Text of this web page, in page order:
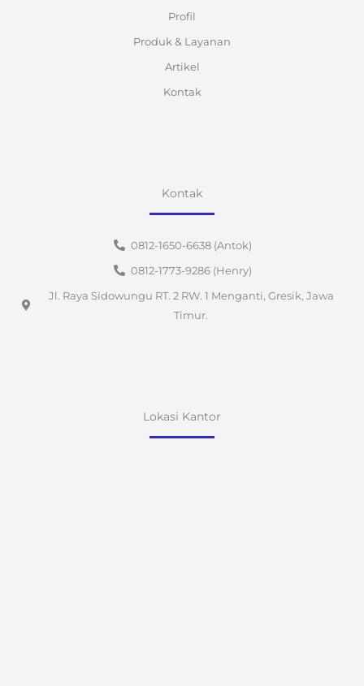
Profil
Produk & Layanan
Artikel
Kontak
Kontak
0812-1650-6638 (Antok)
0812-1773-9286 (Henry)
Jl. Raya Sidowungu RT. 2 RW. 1 Menganti, Gresik, Jawa
Timur.
Lokasi Kantor